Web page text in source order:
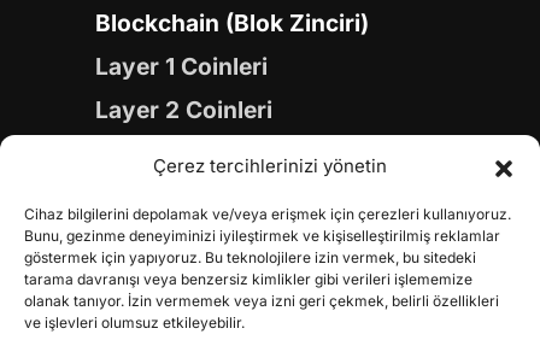
Çerez tercihlerinizi yönetin
Cihaz bilgilerini depolamak ve/veya erişmek için çerezleri kullanıyoruz.
Bunu, gezinme deneyiminizi iyileştirmek ve kişiselleştirilmiş reklamlar
göstermek için yapıyoruz. Bu teknolojilere izin vermek, bu sitedeki
tarama davranışı veya benzersiz kimlikler gibi verileri işlememize
olanak tanıyor. İzin vermemek veya izni geri çekmek, belirli özellikleri
ve işlevleri olumsuz etkileyebilir.
Blockchain (Blok Zinciri)
Layer 1 Coinleri
Layer 2 Coinleri
Yapay Zeka (AI) Coinleri
Gaming Coinleri
RWA Coinleri
DeFi Coinleri